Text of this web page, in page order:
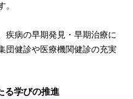
。
疾病の早期発見・早期治療に
団健診や医療機関健診の充実
る学びの推進